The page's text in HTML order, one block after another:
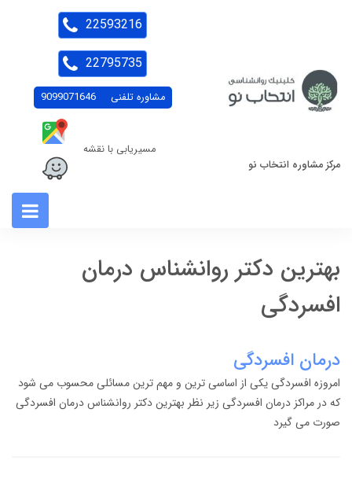
مرکز مشاوره انتخاب نو
مشاوره تلفنی 9099071646
مسیریابی با نقشه
22593216
22795735
بهترین دکتر روانشناس درمان
افسردگی
درمان افسردگی
امروزه افسردگی یکی از اساسی ترین و مهم ترین مسائلی محسوب می شود
که در مراکز درمان افسردگی زیر نظر بهترین دکتر روانشناس درمان افسردگی
صورت می گیرد